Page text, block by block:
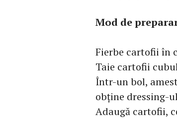
Mod de
Fierbe cartofii în
Taie cartofii
Într-un bol,
obține dressing-
Adaugă cartofii,